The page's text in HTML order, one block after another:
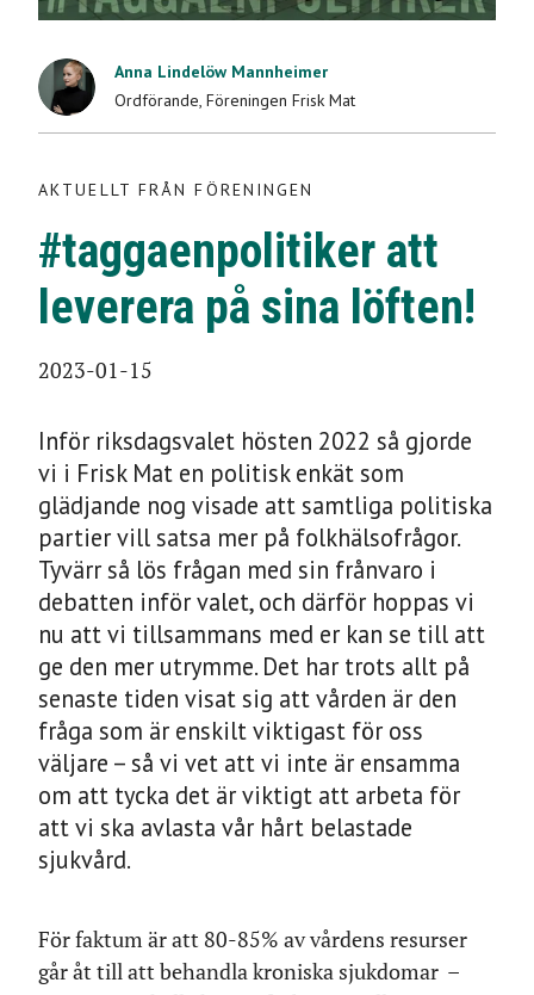
#taggaenpolitiker att
leverera på sina
löften!
2023-01-15
Anna Lindelöw Mannheimer
Ordförande, Föreningen Frisk Mat
AKTUELLT FRÅN FÖRENINGEN
#taggaenpolitiker att
leverera på sina löften!
2023-01-15
Inför riksdagsvalet hösten 2022 så gjorde
vi i Frisk Mat en politisk enkät som
glädjande nog visade att samtliga politiska
partier vill satsa mer på folkhälsofrågor.
Tyvärr så lös frågan med sin frånvaro i
debatten inför valet, och därför hoppas vi
nu att vi tillsammans med er kan se till att
ge den mer utrymme. Det har trots allt på
senaste tiden visat sig att vården är den
fråga som är enskilt viktigast för oss
väljare – så vi vet att vi inte är ensamma
om att tycka det är viktigt att arbeta för
att vi ska avlasta vår hårt belastade
sjukvård.
För faktum är att 80-85% av vårdens resurser
går åt till att behandla kroniska sjukdomar –